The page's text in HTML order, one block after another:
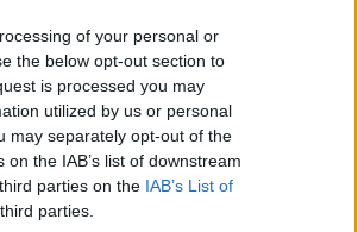
of your personal or
the below opt-out section to
is processed you may
utilized by us or personal
may separately opt-out of the
the IAB’s list of downstream
parties on the IAB’s List of
parties.
Ζευγάρι
που
Ελίζαμπεθ
έδειξε
ικανός για